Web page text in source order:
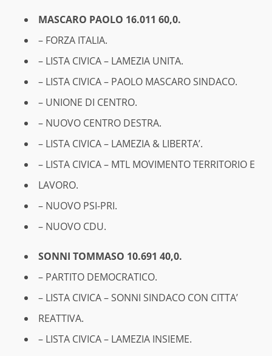
MASCARO PAOLO 16.011 60,0.
– FORZA ITALIA.
– LISTA CIVICA – LAMEZIA UNITA.
– LISTA CIVICA – PAOLO MASCARO SINDACO.
– UNIONE DI CENTRO.
– NUOVO CENTRO DESTRA.
– LISTA CIVICA – LAMEZIA & LIBERTA’.
– LISTA CIVICA – MTL MOVIMENTO TERRITORIO E
LAVORO.
– NUOVO PSI-PRI.
– NUOVO CDU.
SONNI TOMMASO 10.691 40,0.
– PARTITO DEMOCRATICO.
– LISTA CIVICA – SONNI SINDACO CON CITTA’
REATTIVA.
– LISTA CIVICA – LAMEZIA INSIEME.